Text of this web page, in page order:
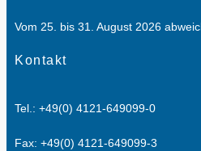
Vom 25. bis 31. August 2026
Kontakt
Tel.: +49(0) 4121-649099-0
Fax: +49(0) 4121-649099-3